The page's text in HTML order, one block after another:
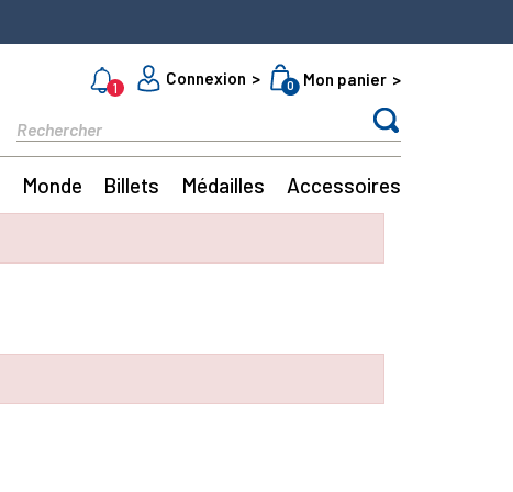
1
Connexion 0 Mon panier
Monde Billets Médailles Accessoires